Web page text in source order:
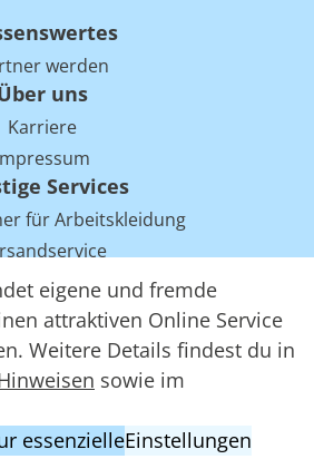
eigene und fremde
attraktiven Online Service
Weitere Details findest du in
sowie im
essenzielleEinstellungen
werden
uns
Karriere
Services
für Arbeitskleidung
bei Arbeitskleidung
Tracking mit RFID
GmbH 2016 – 2026